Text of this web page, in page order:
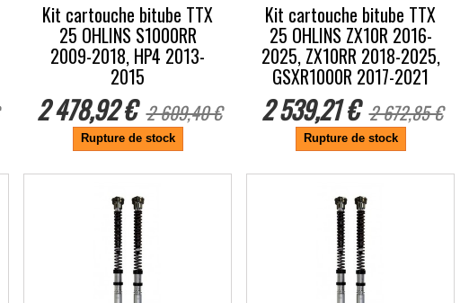
Kit cartouche bitube TTX
25 OHLINS S1000RR
2009-2018, HP4 2013-
2015
2 478,92 € 2 609,40 €
Rupture de stock
Kit cartouche bitube TTX
25 OHLINS ZX10R 2016-
2025, ZX10RR 2018-2025,
GSXR1000R 2017-2021
2 539,21 € 2 672,85 €
Rupture de stock